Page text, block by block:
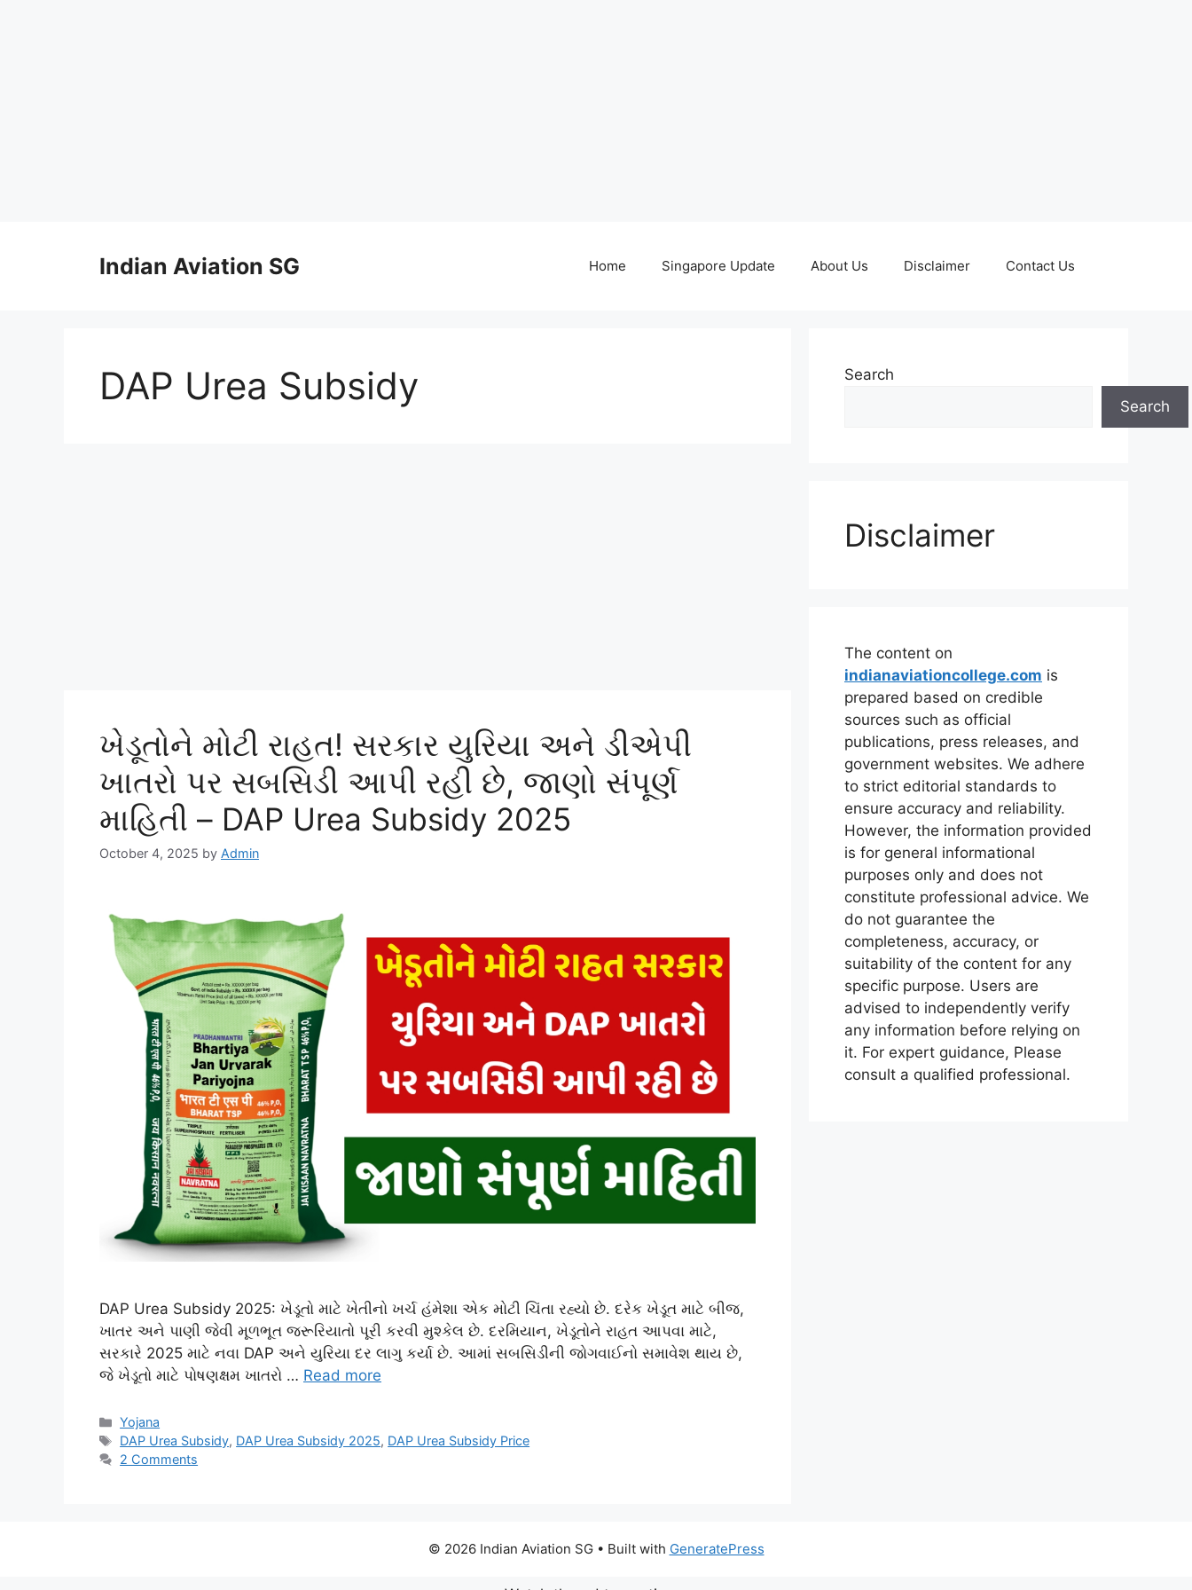
Indian Aviation SG Home Singapore Update About Us Disclaimer Contact Us
DAP Urea Subsidy
ખેડૂતોને મોટી રાહત! સરકાર યુરિયા અને ડીએપી
ખાતરો પર સબસિડી આપી રહી છે, જાણો સંપૂર્ણ
માહિતી – DAP Urea Subsidy 2025
October 4, 2025 by Admin
DAP Urea Subsidy 2025: ખેડૂતો માટે ખેતીનો ખર્ચ હંમેશા એક મોટી ચિંતા રહ્યો છે. દરેક ખેડૂત માટે બીજ,
ખાતર અને પાણી જેવી મૂળભૂત જરૂરિયાતો પૂરી કરવી મુશ્કેલ છે. દરમિયાન, ખેડૂતોને રાહત આપવા માટે,
સરકારે 2025 માટે નવા DAP અને યુરિયા દર લાગુ કર્યા છે. આમાં સબસિડીની જોગવાઈનો સમાવેશ થાય છે,
જે ખેડૂતો માટે પોષણક્ષમ ખાતરો … Read more
Categories
Yojana
Tags
DAP Urea Subsidy, DAP Urea Subsidy 2025, DAP Urea Subsidy Price
2 Comments
Search
Search
Disclaimer
The content on
indianaviationcollege.com is
prepared based on credible
sources such as official
publications, press releases, and
government websites. We adhere
to strict editorial standards to
ensure accuracy and reliability.
However, the information provided
is for general informational
purposes only and does not
constitute professional advice. We
do not guarantee the
completeness, accuracy, or
suitability of the content for any
specific purpose. Users are
advised to independently verify
any information before relying on
it. For expert guidance, Please
consult a qualified professional.
© 2026 Indian Aviation SG• Built with GeneratePress